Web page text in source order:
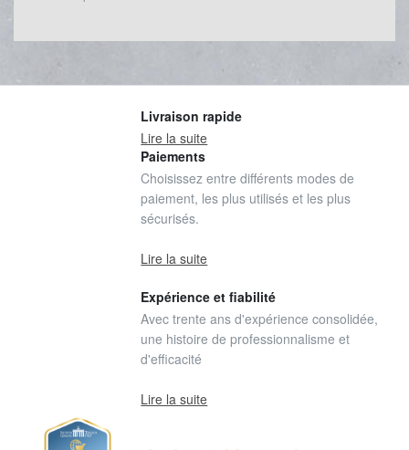
Livraison rapide
Lire la suite
Paiements
Choisissez entre différents modes de
paiement, les plus utilisés et les plus
sécurisés.
Lire la suite
Expérience et fiabilité
Avec trente ans d'expérience consolidée,
une histoire de professionnalisme et
d'efficacité
Lire la suite